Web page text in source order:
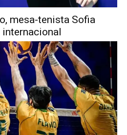
mesa-tenista Sofia
internacional